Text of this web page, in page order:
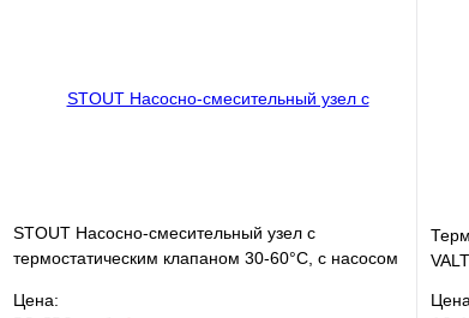
STOUT Насосно-смесительный узел с
термостатическим клапаном 30-60°C, с насосом
Цена: